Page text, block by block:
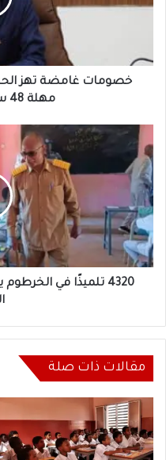
48
ساعةخصومات غامضة تهز
مهلة 48 ساعة للمصارف
4320
تلميذًا
في
الخرطوم
يكتبون
أول
صفحة
تعليمية
بعد
الحرب
4320 تلميذًا في
مقالات ذات صلة